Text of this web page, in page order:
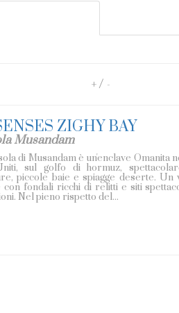
+ / -
ZIGHY BAY
Musandam
di Musandam è un'enclave
sul golfo di hormuz,
piccole baie e spiagge deserte.
con fondali ricchi di relitti e siti
Nel pieno rispetto del...